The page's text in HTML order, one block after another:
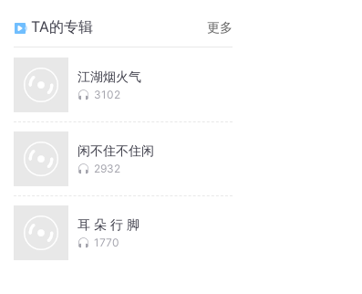
TA的专辑 更多
江湖烟火气
3102
闲不住不住闲
2932
耳 朵 行 脚
1770